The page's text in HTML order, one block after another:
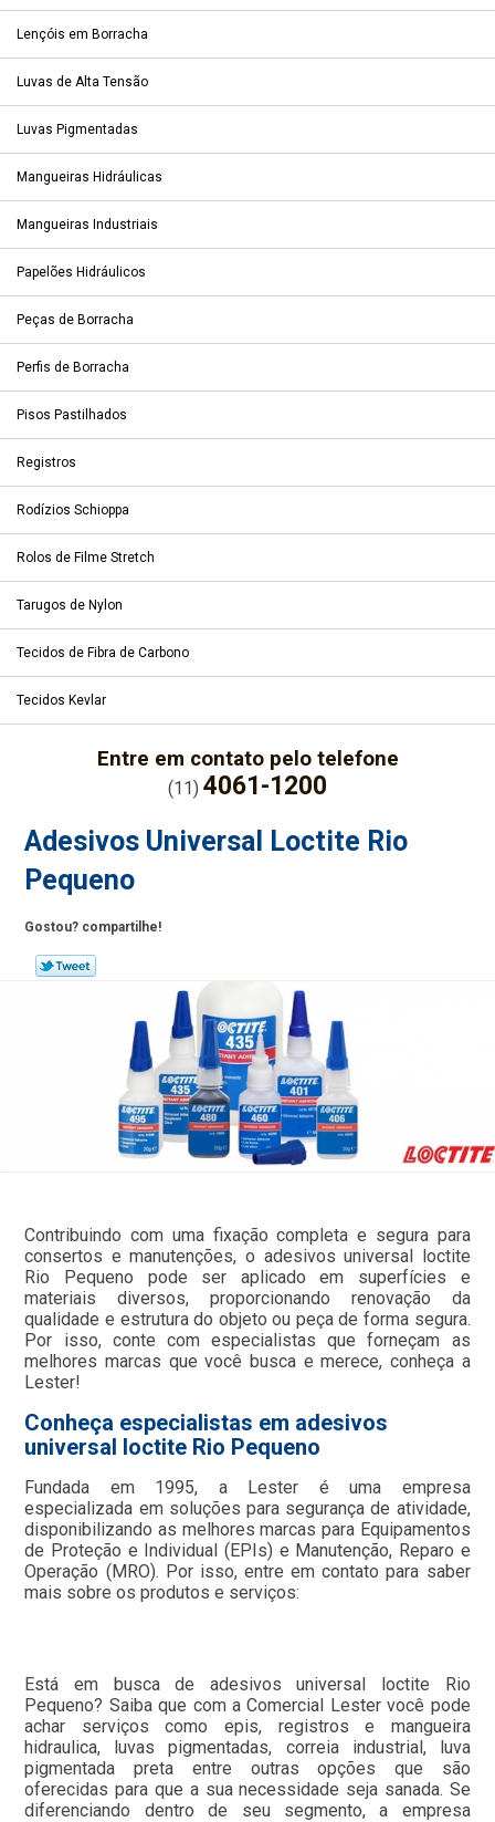
Lençóis em Borracha
Luvas de Alta Tensão
Luvas Pigmentadas
Mangueiras Hidráulicas
Mangueiras Industriais
Papelões Hidráulicos
Peças de Borracha
Perfis de Borracha
Pisos Pastilhados
Registros
Rodízios Schioppa
Rolos de Filme Stretch
Tarugos de Nylon
Tecidos de Fibra de Carbono
Tecidos Kevlar
Entre em contato pelo telefone
(11) 4061-1200
Adesivos Universal Loctite Rio
Pequeno
Gostou? compartilhe!
Contribuindo com uma fixação completa e segura para
consertos e manutenções, o adesivos universal loctite
Rio Pequeno pode ser aplicado em superfícies e
materiais diversos, proporcionando renovação da
qualidade e estrutura do objeto ou peça de forma segura.
Por isso, conte com especialistas que forneçam as
melhores marcas que você busca e merece, conheça a
Lester!
Conheça especialistas em adesivos
universal loctite Rio Pequeno
Fundada em 1995, a Lester é uma empresa
especializada em soluções para segurança de atividade,
disponibilizando as melhores marcas para Equipamentos
de Proteção e Individual (EPIs) e Manutenção, Reparo e
Operação (MRO). Por isso, entre em contato para saber
mais sobre os produtos e serviços:
Está em busca de adesivos universal loctite Rio
Pequeno? Saiba que com a Comercial Lester você pode
achar serviços como epis, registros e mangueira
hidraulica, luvas pigmentadas, correia industrial, luva
pigmentada preta entre outras opções que são
oferecidas para que a sua necessidade seja sanada. Se
diferenciando dentro de seu segmento, a empresa